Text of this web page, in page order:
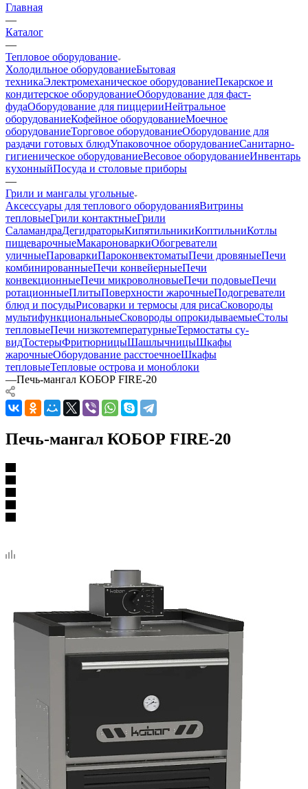
Главная
—
Каталог
—
Тепловое оборудование
Холодильное оборудованиеБытовая
техникаЭлектромеханическое оборудованиеПекарское и
кондитерское оборудованиеОборудование для фаст-
фудаОборудование для пиццерииНейтральное
оборудованиеКофейное оборудованиеМоечное
оборудованиеТорговое оборудованиеОборудование для
раздачи готовых блюдУпаковочное оборудованиеСанитарно-
гигиеническое оборудованиеВесовое оборудованиеИнвентарь
кухонныйПосуда и столовые приборы
—
Грили и мангалы угольные
Аксессуары для теплового оборудованияВитрины
тепловыеГрили контактныеГрили
СаламандраДегидраторыКипятильникиКоптильниКотлы
пищеварочныеМакароноваркиОбогреватели
уличныеПароваркиПароконвектоматыПечи дровяныеПечи
комбинированныеПечи конвейерныеПечи
конвекционныеПечи микроволновыеПечи подовыеПечи
ротационныеПлитыПоверхности жарочныеПодогреватели
блюд и посудыРисоварки и термосы для рисаСковороды
мультифункциональныеСковороды опрокидываемыеСтолы
тепловыеПечи низкотемпературныеТермостаты су-
видТостерыФритюрницыШашлычницыШкафы
жарочныеОборудование расстоечноеШкафы
тепловыеТепловые острова и моноблоки
—Печь-мангал КОБОР FIRE-20
Печь-мангал КОБОР FIRE-20